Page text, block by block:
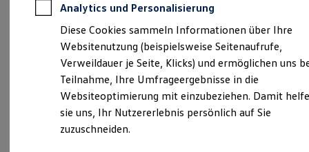
Kfz-Versicherung
Restschuldversicherungen
Garantien
Wartungsverträge
Geschäftskunden
Professional Class bei Volkswagen
Großkunden
Behörden
Direktkunden
Sonderfahrzeuge
Anpfiff zum Gewinn
Verantwortlich für die Inhalte auf dieser Seite ist die Hahn
Automobile GmbH & Co. KG NL Böblingen
Impressum & Rechtliches
Analytics und Personalisierung
Diese Cookies sammeln Informationen über Ihre
Websitenutzung (beispielsweise Seitenaufrufe,
Verweildauer je Seite, Klicks) und ermöglichen uns
Teilnahme, Ihre Umfrageergebnisse in die
Websiteoptimierung mit einzubeziehen. Damit
sie uns, Ihr Nutzererlebnis persönlich auf Sie
zuzuschneiden.